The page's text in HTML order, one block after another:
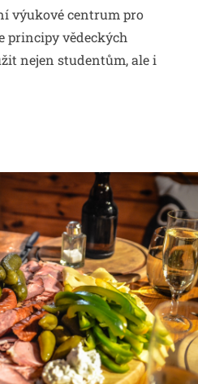
výukové centrum pro
principy vědeckých
nejen studentům, ale i